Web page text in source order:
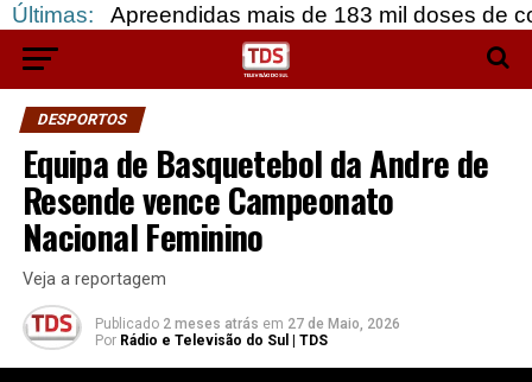
Últimas: mais de 183 mil doses de cocaína, em
DESPORTOS
Equipa de Basquetebol da Andre de
Resende vence Campeonato
Nacional Feminino
Veja a reportagem
Publicado 2 meses atrás em 27 de Maio, 2026
Por Rádio e Televisão do Sul | TDS